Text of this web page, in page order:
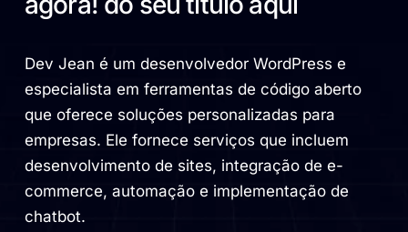
Dev Jean é um desenvolvedor WordPress e
especialista em ferramentas de código aberto
que oferece soluções personalizadas para
empresas. Ele fornece serviços que incluem
desenvolvimento de sites, integração de e-
commerce, automação e implementação de
chatbot.